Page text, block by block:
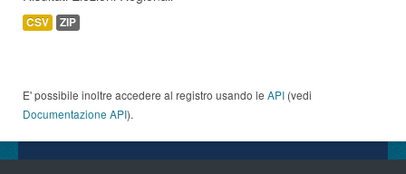
CSV ZIP
E' possibile inoltre accedere al registro usando le API (vedi
Documentazione API).